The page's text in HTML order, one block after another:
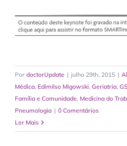
Por doctorUpdate | julho 29th, 2015 |
Médica, Edimilso Migowski, Geriatria,
Família e Comunidade, Medicina do
Pneumologia | 0 Comentários
Ler Mais